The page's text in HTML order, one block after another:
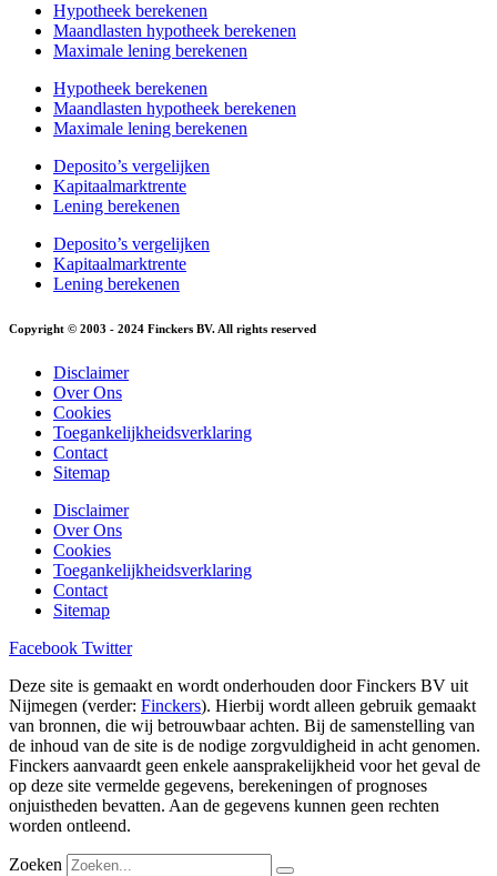
Hypotheek berekenen
Maandlasten hypotheek berekenen
Maximale lening berekenen
Hypotheek berekenen
Maandlasten hypotheek berekenen
Maximale lening berekenen
Deposito’s vergelijken
Kapitaalmarktrente
Lening berekenen
Deposito’s vergelijken
Kapitaalmarktrente
Lening berekenen
Copyright © 2003 - 2024 Finckers BV. All rights reserved
Disclaimer
Over Ons
Cookies
Toegankelijkheidsverklaring
Contact
Sitemap
Disclaimer
Over Ons
Cookies
Toegankelijkheidsverklaring
Contact
Sitemap
Facebook Twitter
Deze site is gemaakt en wordt onderhouden door Finckers BV uit
Nijmegen (verder: Finckers). Hierbij wordt alleen gebruik gemaakt
van bronnen, die wij betrouwbaar achten. Bij de samenstelling van
de inhoud van de site is de nodige zorgvuldigheid in acht genomen.
Finckers aanvaardt geen enkele aansprakelijkheid voor het geval de
op deze site vermelde gegevens, berekeningen of prognoses
onjuistheden bevatten. Aan de gegevens kunnen geen rechten
worden ontleend.
Zoeken